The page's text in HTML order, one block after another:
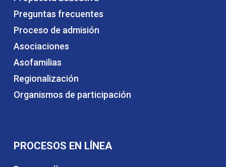
Preguntas frecuentes
Proceso de admisión
Asociaciones
Asofamilias
Regionalización
Organismos de participación
PROCESOS EN LÍNEA